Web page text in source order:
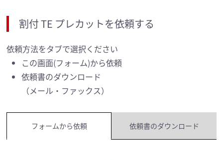
割付 TE プレカットを依頼する
依頼方法をタブで選択ください
この画面(フォーム)から依頼
依頼書のダウンロード
（メール・ファックス）
フォームから依頼 依頼書のダウンロード